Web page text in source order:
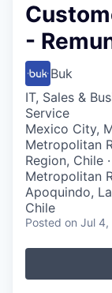
-
Buk
IT, Sales &
Service
Mexico City,
Metropolitan
Region, Chile
Metropolitan
Apoquindo,
Chile
Posted on Jul 4,